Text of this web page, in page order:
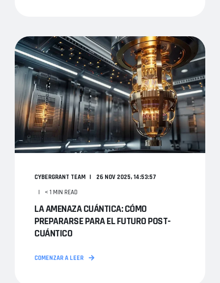
CYBERGRANT TEAM
26 NOV 2025, 14:53:57
< 1 MIN READ
LA AMENAZA CUÁNTICA: CÓMO
PREPARARSE PARA EL FUTURO POST-
CUÁNTICO
COMENZAR A LEER